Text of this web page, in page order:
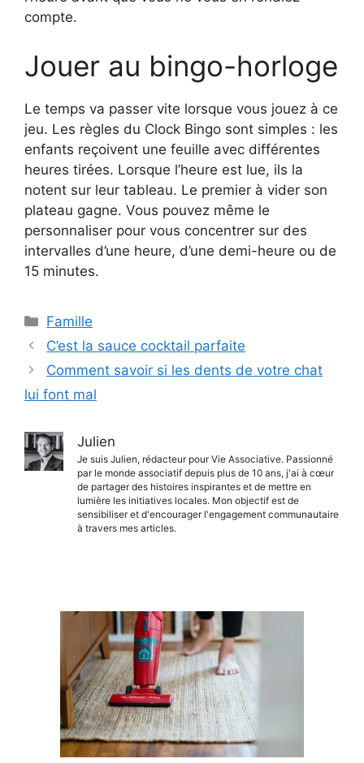
compte.
Jouer au bingo-horloge
Le temps va passer vite lorsque vous jouez à ce
jeu. Les règles du Clock Bingo sont simples : les
enfants reçoivent une feuille avec différentes
heures tirées. Lorsque l’heure est lue, ils la
notent sur leur tableau. Le premier à vider son
plateau gagne. Vous pouvez même le
personnaliser pour vous concentrer sur des
intervalles d’une heure, d’une demi-heure ou de
15 minutes.
Catégories
Famille
C’est la sauce cocktail parfaite
Comment savoir si les dents de votre chat
lui font mal
Julien
Je suis Julien, rédacteur pour Vie Associative. Passionné
par le monde associatif depuis plus de 10 ans, j'ai à cœur
de partager des histoires inspirantes et de mettre en
lumière les initiatives locales. Mon objectif est de
sensibiliser et d'encourager l'engagement communautaire
à travers mes articles.